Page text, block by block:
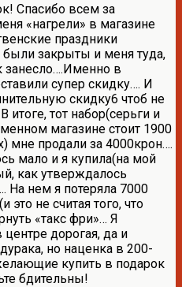
Спасибо всем за
«нагрели» в магазине
праздники
закрыты и меня туда,
занесло….Именно в
супер скидку…. И
скидку6 чтоб не
итоге, тот набор(серьги и
магазине стоит 1900
мне продали за 4000крон….
мало и я купила(на мой
как утверждалось
На нем я потеряла 7000
это не считая того, что
«такс фри»… Я
дорогая, да и
но наценка в 200-
купить в подарок
бдительны!